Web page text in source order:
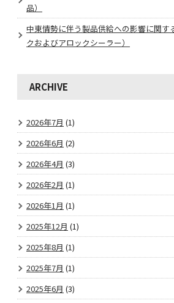
品）
中東情勢に伴う製品供給への影響に関す
クおよびアロックシーラー）
ARCHIVE
2026年7月 (1)
2026年6月 (2)
2026年4月 (3)
2026年2月 (1)
2026年1月 (1)
2025年12月 (1)
2025年8月 (1)
2025年7月 (1)
2025年6月 (3)